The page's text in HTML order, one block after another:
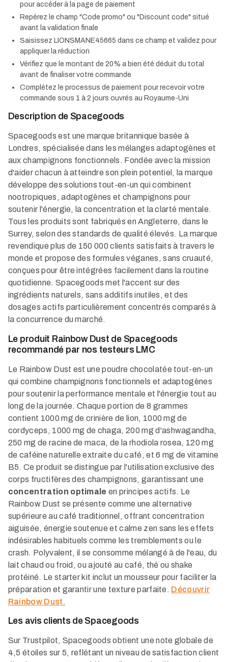
pour accéder à la page de paiement
Repérez le champ "Code promo" ou "Discount code" situé
avant la validation finale
Saisissez LIONSMANE45665 dans ce champ et validez pour
appliquer la réduction
Vérifiez que le montant de 20% a bien été déduit du total
avant de finaliser votre commande
Complétez le processus de paiement pour recevoir votre
commande sous 1 à 2 jours ouvrés au Royaume-Uni
Description de Spacegoods
Spacegoods est une marque britannique basée à
Londres, spécialisée dans les mélanges adaptogènes et
aux champignons fonctionnels. Fondée avec la mission
d'aider chacun à atteindre son plein potentiel, la marque
développe des solutions tout-en-un qui combinent
nootropiques, adaptogènes et champignons pour
soutenir l'énergie, la concentration et la clarté mentale.
Tous les produits sont fabriqués en Angleterre, dans le
Surrey, selon des standards de qualité élevés. La marque
revendique plus de 150 000 clients satisfaits à travers le
monde et propose des formules véganes, sans cruauté,
conçues pour être intégrées facilement dans la routine
quotidienne. Spacegoods met l'accent sur des
ingrédients naturels, sans additifs inutiles, et des
dosages actifs particulièrement concentrés comparés à
la concurrence du marché.
Le produit Rainbow Dust de Spacegoods
recommandé par nos testeurs LMC
Le Rainbow Dust est une poudre chocolatée tout-en-un
qui combine champignons fonctionnels et adaptogènes
pour soutenir la performance mentale et l'énergie tout au
long de la journée. Chaque portion de 8 grammes
contient 1000 mg de crinière de lion, 1000 mg de
cordyceps, 1000 mg de chaga, 200 mg d'ashwagandha,
250 mg de racine de maca, de la rhodiola rosea, 120 mg
de caféine naturelle extraite du café, et 6 mg de vitamine
B5. Ce produit se distingue par l'utilisation exclusive des
corps fructifères des champignons, garantissant une
concentration optimale en principes actifs. Le
Rainbow Dust se présente comme une alternative
supérieure au café traditionnel, offrant concentration
aiguisée, énergie soutenue et calme zen sans les effets
indésirables habituels comme les tremblements ou le
crash. Polyvalent, il se consomme mélangé à de l'eau, du
lait chaud ou froid, ou ajouté au café, thé ou shake
protéiné. Le starter kit inclut un mousseur pour faciliter la
préparation et garantir une texture parfaite. Découvrir
Rainbow Dust.
Les avis clients de Spacegoods
Sur Trustpilot, Spacegoods obtient une note globale de
4,5 étoiles sur 5, reflétant un niveau de satisfaction client